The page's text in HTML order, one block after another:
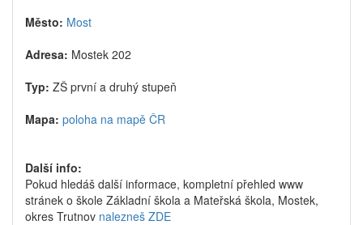
Město: Most
Adresa: Mostek 202
Typ: ZŠ první a druhý stupeň
Mapa: poloha na mapě ČR
Další info:
Pokud hledáš další informace, kompletní přehled www
stránek o škole Základní škola a Mateřská škola, Mostek,
okres Trutnov nalezneš ZDE